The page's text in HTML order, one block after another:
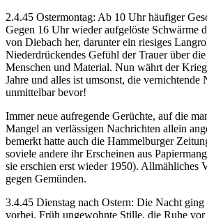
2.4.45 Ostermontag: Ab 10 Uhr häufiger
Gegen 16 Uhr wieder aufgelöste Schwärme
von Diebach her, darunter ein riesiges
Niederdrückendes Gefühl der Trauer über
Menschen und Material. Nun währt der
Jahre und alles ist umsonst, die vernichtende
unmittelbar bevor!
Immer neue aufregende Gerüchte, auf die
Mangel an verlässigen Nachrichten allein
bemerkt hatte auch die Hammelburger
soviele andere ihr Erscheinen aus
sie erschien erst wieder 1950). Allmähliches
gegen Gemünden.
3.4.45 Dienstag nach Ostern: Die Nacht
vorbei. Früh ungewohnte Stille, die Ruhe vor